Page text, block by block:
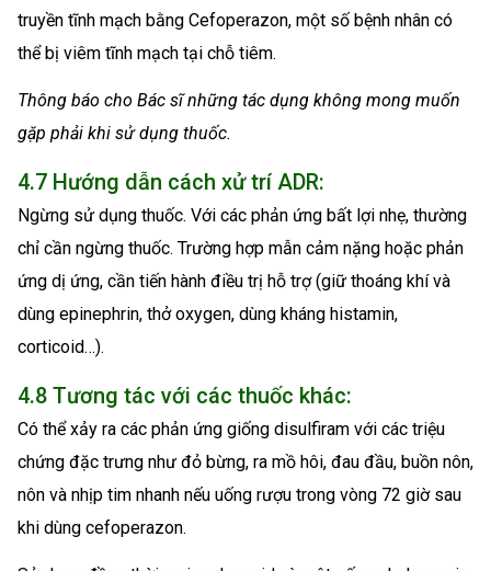
truyền tĩnh mạch bằng Cefoperazon, một số bệnh nhân có
thể bị viêm tĩnh mạch tại chỗ tiêm.
Thông báo cho Bác sĩ những tác dụng không mong muốn
gặp phải khi sử dụng thuốc.
4.7 Hướng dẫn cách xử trí ADR:
Ngừng sử dụng thuốc. Với các phản ứng bất lợi nhẹ, thường
chỉ cần ngừng thuốc. Trường hợp mẫn cảm nặng hoặc phản
ứng dị ứng, cần tiến hành điều trị hỗ trợ (giữ thoáng khí và
dùng epinephrin, thở oxygen, dùng kháng histamin,
corticoid…).
4.8 Tương tác với các thuốc khác:
Có thể xảy ra các phản ứng giống disulfiram với các triệu
chứng đặc trưng như đỏ bừng, ra mồ hôi, đau đầu, buồn nôn,
nôn và nhịp tim nhanh nếu uống rượu trong vòng 72 giờ sau
khi dùng cefoperazon.